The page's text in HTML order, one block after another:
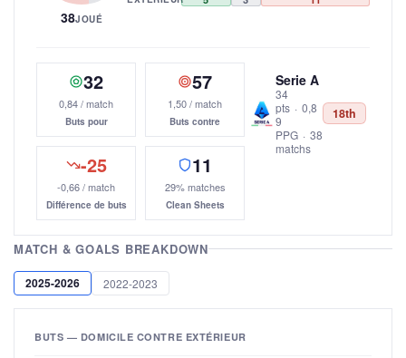
38JOUÉ
32
0,84 / match
Buts pour
57
1,50 / match
Buts contre
-25
-0,66 / match
Différence de buts
11
29% matches
Clean Sheets
Serie A
34
pts · 0,8
9
PPG · 38
matchs
18th
MATCH & GOALS BREAKDOWN
2025-2026 2022-2023
BUTS — DOMICILE CONTRE EXTÉRIEUR